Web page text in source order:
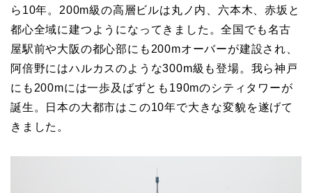
ら10年。200m級の高層ビルは丸ノ内、六本木、赤坂と
都心全域に建つようになってきました。全国でも名古
屋駅前や大阪の都心部にも200mオーバーが建設され、
阿倍野にはハルカスのような300m級も登場。我ら神戸
にも200mには一歩及ばずとも190mのシティタワーが
誕生。日本の大都市はこの10年で大きな変貌を遂げて
きました。